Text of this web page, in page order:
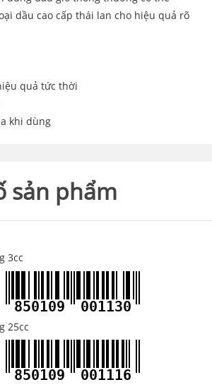
dầu cao cấp thái lan cho hiệu quả rõ
quả tức thời
khi dùng
sản phẩm
3cc
850109 001130
25cc
850109 001116